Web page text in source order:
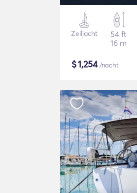
Zeiljacht
54 ft
16 m
$1,254/nacht